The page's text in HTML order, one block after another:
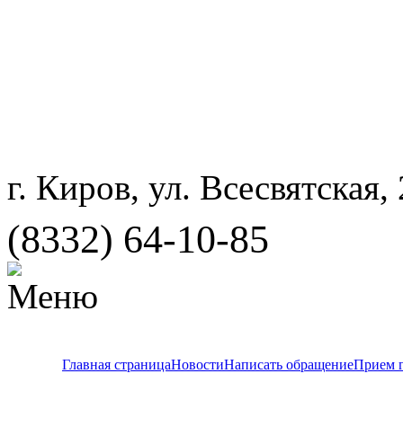
г. Киров, ул. Всесвятская,
(8332) 64-10-85
Главная страницаНовостиНаписать обращениеПрием